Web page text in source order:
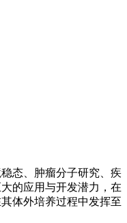
态、肿瘤分子研究、疾
的应用与开发潜力，在
体外培养过程中发挥至